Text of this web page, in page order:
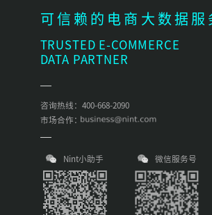
可信赖的电商大数据服
TRUSTED E-COMMERCE
DATA PARTNER
咨询热线：400-668-2090
市场合作：
Nint小助手 微信服务号